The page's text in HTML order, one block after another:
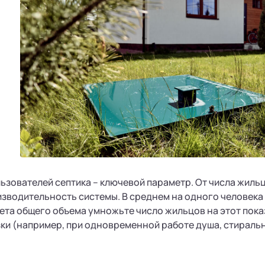
септика – ключевой параметр. От числа
системы. В среднем на одного
общего объема умножьте число жильцов на этот
(например, при одновременной работе душа,